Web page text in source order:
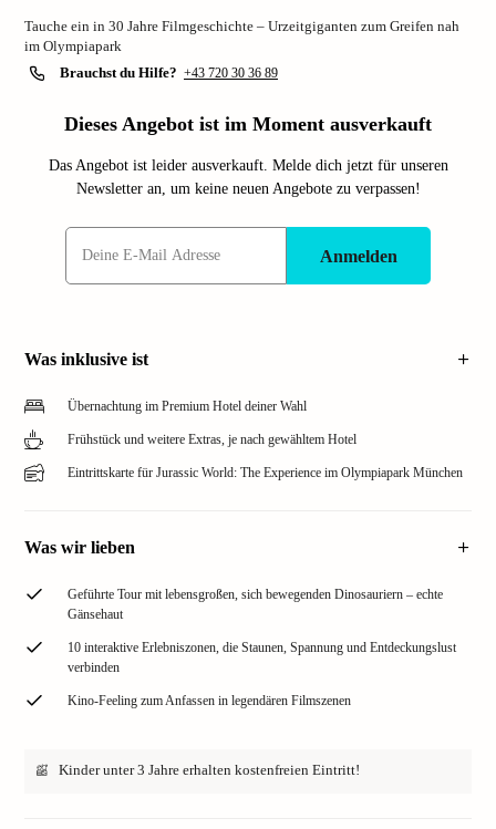
Tauche ein in 30 Jahre Filmgeschichte – Urzeitgiganten zum Greifen nah
im Olympiapark
Brauchst du Hilfe? +43 720 30 36 89
Dieses Angebot ist im Moment ausverkauft
Das Angebot ist leider ausverkauft. Melde dich jetzt für unseren
Newsletter an, um keine neuen Angebote zu verpassen!
Anmelden
Was inklusive ist
Übernachtung im Premium Hotel deiner Wahl
Frühstück und weitere Extras, je nach gewähltem Hotel
Eintrittskarte für Jurassic World: The Experience im Olympiapark München
Was wir lieben
Geführte Tour mit lebensgroßen, sich bewegenden Dinosauriern – echte
Gänsehaut
10 interaktive Erlebniszonen, die Staunen, Spannung und Entdeckungslust
verbinden
Kino-Feeling zum Anfassen in legendären Filmszenen
Kinder unter 3 Jahre erhalten kostenfreien Eintritt!